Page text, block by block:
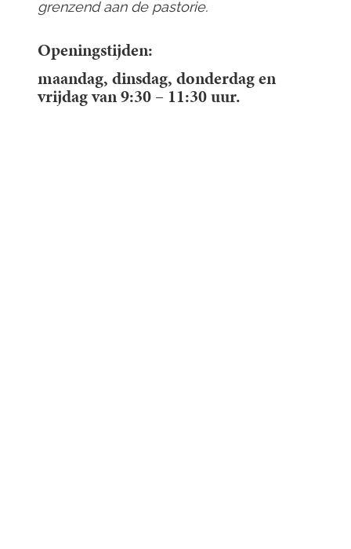
grenzend aan de pastorie.
Openingstijden:
maandag, dinsdag, donderdag en
vrijdag van 9:30 – 11:30 uur.